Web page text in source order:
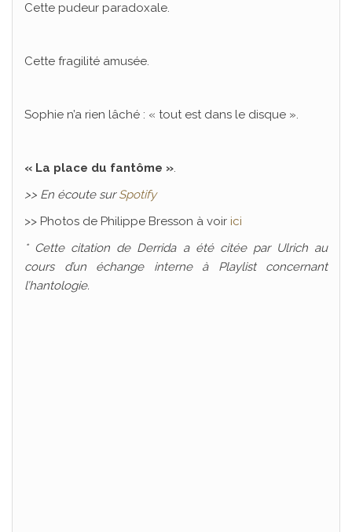
Cette pudeur paradoxale.
Cette fragilité amusée.
Sophie n’a rien lâché : « tout est dans le disque ».
« La place du fantôme ».
>> En écoute surSpotify
>> Photos de Philippe Bresson à voir ici
* Cette citation de Derrida a été citée par Ulrich au
cours d’un échange interne à Playlist concernant
l’hantologie.